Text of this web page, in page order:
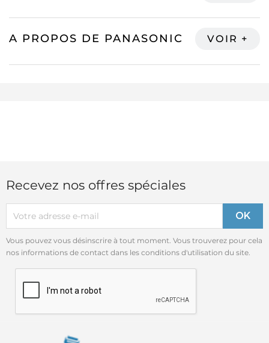
A PROPOS DE PANASONIC
Recevez nos offres spéciales
Vous pouvez vous désinscrire à tout moment. Vous trouverez pour cela
nos informations de contact dans les conditions d'utilisation du site.